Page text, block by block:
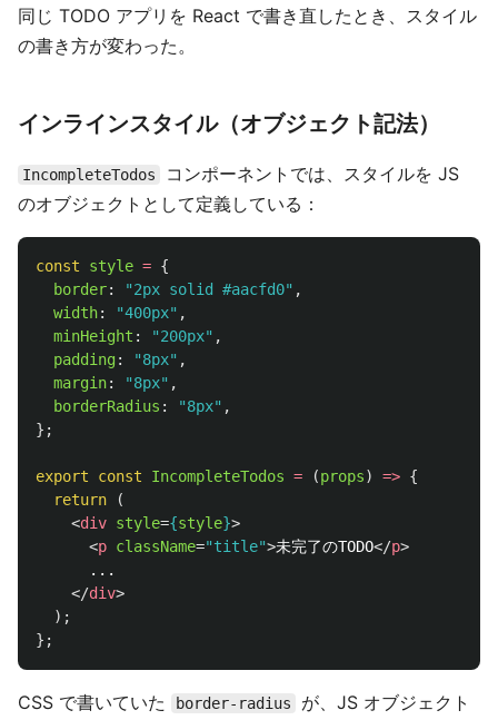
同じ TODO アプリを React で書き直したとき、スタイル
の書き方が変わった。
インラインスタイル（オブジェクト記法）
IncompleteTodos
コンポーネントでは、スタイルを JS
のオブジェクトとして定義している：
const style = {
border: "2px solid #aacfd0" ,
width: "400px" ,
minHeight : "200px" ,
padding: "8px" ,
margin: "8px" ,
borderRadius : "8px" ,
};
export const IncompleteTodos = (props) => {
return
(
<div style={style}>
<p className="title">未完了のTODO</p>
      ...
</div>
);
};
CSS で書いていた border-radius
が、JS オブジェクト